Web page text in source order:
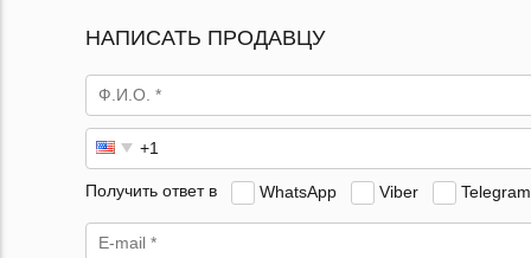
НАПИСАТЬ ПРОДАВЦУ
Получить ответ в WhatsApp Viber Telegram